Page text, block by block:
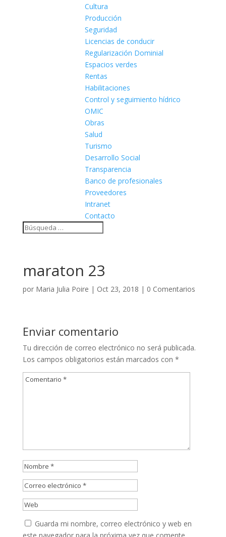
Cultura
Producción
Seguridad
Licencias de conducir
Regularización Dominial
Espacios verdes
Rentas
Habilitaciones
Control y seguimiento hídrico
OMIC
Obras
Salud
Turismo
Desarrollo Social
Transparencia
Banco de profesionales
Proveedores
Intranet
Contacto
maraton 23
por Maria Julia Poire | Oct 23, 2018 | 0 Comentarios
Enviar comentario
Tu dirección de correo electrónico no será publicada.
Los campos obligatorios están marcados con *
Guarda mi nombre, correo electrónico y web en